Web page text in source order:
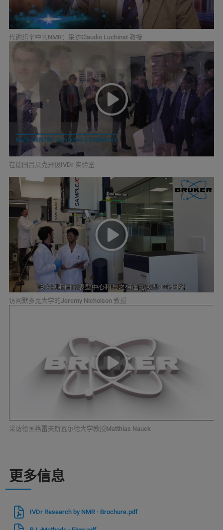
代谢组学中的NMR：采访Claudio Luchinat 教授
在德国吕贝克开设IVDr 实验室
访问默多克大学的Jeremy Nicholson 教授
采访德国格雷夫斯瓦尔德大学教授Matthias Nauck
更多信息
IVDr Research by NMR - Brochure.pdf